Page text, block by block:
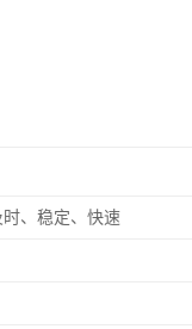
时、稳定、快速